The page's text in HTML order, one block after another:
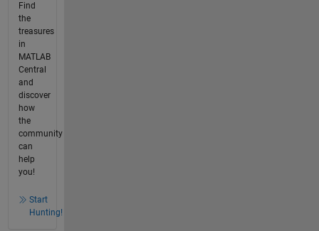
Find
the
treasures
in
MATLAB
Central
and
discover
how
the
community
can
help
you!
Start
Hunting!